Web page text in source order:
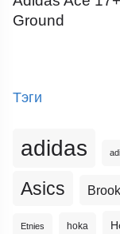
Ground
Тэги
adidas
Asics
Etnies hoka